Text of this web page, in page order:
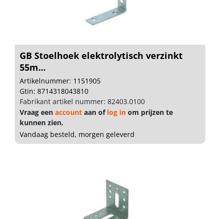
GB Stoelhoek elektrolytisch verzinkt
55m...
Artikelnummer: 1151905
Gtin: 8714318043810
Fabrikant artikel nummer: 82403.0100
Vraag een account aan of log in om prijzen te
kunnen zien.
Vandaag besteld, morgen geleverd